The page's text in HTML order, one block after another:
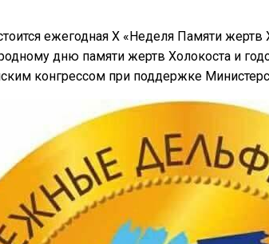
ежегодная X «Неделя Памяти
дню памяти жертв Холокоста и
конгрессом при поддержке